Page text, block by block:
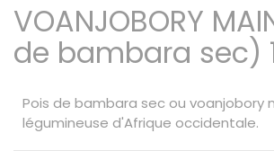
VOANJOBORY
de bambara sec)
Pois de bambara sec ou voanjobory
légumineuse d'Afrique occidentale.